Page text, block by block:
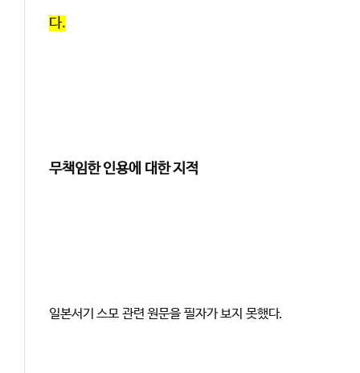
다.
무책임한 인용에 대한 지적
일본서기 스모 관련 원문을 필자가 보지 못했다.